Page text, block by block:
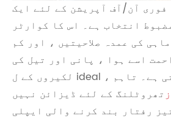
فوری آن/آف آپریشن کے لئے ایک
انتخاب ہے۔ اس کا کوارٹر
کی عمدہ صلاحیتیں ، اور کم
اسے ہوا ، پانی اور تیل کی
لکیروں کے ل ideal مثالی بناتی ہے۔ تاہم ،
تھروٹلنگ کے لئے ڈیزائن نہیں
رفتار بند کرنے والی ایپلی